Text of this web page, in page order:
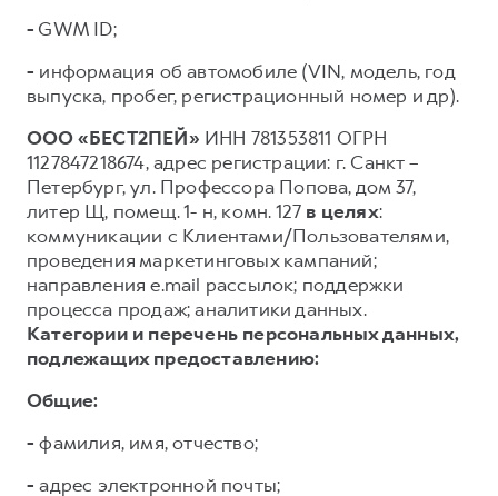
- GWM ID;
- информация об автомобиле (VIN, модель, год
выпуска, пробег, регистрационный номер и др).
ООО «БЕСТ2ПЕЙ» ИНН 781353811 ОГРН
1127847218674, адрес регистрации: г. Санкт –
Петербург, ул. Профессора Попова, дом 37,
литер Щ, помещ. 1- н, комн. 127 в целях:
коммуникации с Клиентами/Пользователями,
проведения маркетинговых кампаний;
направления e.mail рассылок; поддержки
процесса продаж; аналитики данных.
Категории и перечень персональных данных,
подлежащих предоставлению:
Общие:
- фамилия, имя, отчество;
- адрес электронной почты;